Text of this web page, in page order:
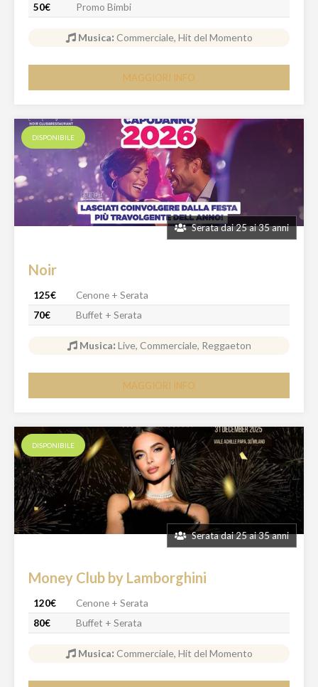
50€
Promo Bimbi
Musica: Commerciale, Hit del Momento
MAGGIORI INFO
Serata dai 25 ai 35 anni
DISPONIBILE
Noir
125€
Cenone + Serata
70€
Buffet + Serata
Musica: Live, Commerciale, Reggaeton
MAGGIORI INFO
Serata dai 25 ai 35 anni
DISPONIBILE
Money Club by Lamborghini
120€
Cenone + Serata
80€
Buffet + Serata
Musica: Commerciale, Hit del Momento